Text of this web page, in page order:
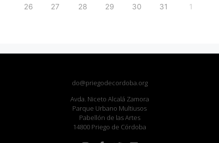
26
27 28 29 30 31 1
do@priegodecordoba.org
Avda. Niceto Alcalá Zamora
Parque Urbano Multiusos
Pabellón de las Artes
14800 Priego de Córdoba